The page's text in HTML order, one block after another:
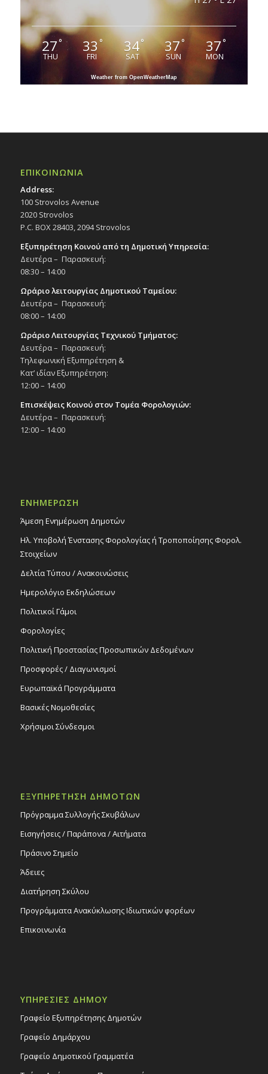
27°
THU
33°
FRI
34°
SAT
37°
SUN
37°
MON
Weather from OpenWeatherMap
ΕΠΙΚΟΙΝΩΝΙΑ
Address:
100 Strovolos Avenue
2020 Strovolos
P.C. BOX 28403, 2094 Strovolos
Εξυπηρέτηση Κοινού από τη Δημοτική Υπηρεσία:
Δευτέρα – Παρασκευή:
08:30 – 14:00
Ωράριο λειτουργίας Δημοτικού Ταμείου:
Δευτέρα – Παρασκευή:
08:00 – 14:00
Ωράριο Λειτουργίας Τεχνικού Τμήματος:
Δευτέρα – Παρασκευή:
Τηλεφωνική Εξυπηρέτηση &
Κατ’ ιδίαν Εξυπηρέτηση:
12:00 – 14:00
Επισκέψεις Κοινού στον Τομέα Φορολογιών:
Δευτέρα – Παρασκευή:
12:00 – 14:00
ΕΝΗΜΕΡΩΣΗ
Άμεση Ενημέρωση Δημοτών
Ηλ. Υποβολή Ένστασης Φορολογίας ή Τροποποίησης Φορολ.
Στοιχείων
Δελτία Τύπου / Ανακοινώσεις
Ημερολόγιο Εκδηλώσεων
Πολιτικοί Γάμοι
Φορολογίες
Πολιτική Προστασίας Προσωπικών Δεδομένων
Προσφορές / Διαγωνισμοί
Ευρωπαϊκά Προγράμματα
Βασικές Νομοθεσίες
Χρήσιμοι Σύνδεσμοι
ΕΞΥΠΗΡΕΤΗΣΗ ΔΗΜΟΤΩΝ
Πρόγραμμα Συλλογής Σκυβάλων
Εισηγήσεις / Παράπονα / Αιτήματα
Πράσινο Σημείο
Άδειες
Διατήρηση Σκύλου
Προγράμματα Ανακύκλωσης Ιδιωτικών φορέων
Επικοινωνία
ΥΠΗΡΕΣΙΕΣ ΔΗΜΟΥ
Γραφείο Εξυπηρέτησης Δημοτών
Γραφείο Δημάρχου
Γραφείο Δημοτικού Γραμματέα